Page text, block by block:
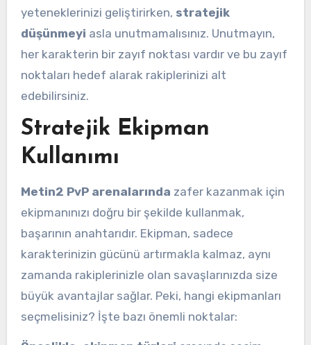
yeteneklerinizi geliştirirken, stratejik
düşünmeyi asla unutmamalısınız. Unutmayın,
her karakterin bir zayıf noktası vardır ve bu zayıf
noktaları hedef alarak rakiplerinizi alt
edebilirsiniz.
Stratejik Ekipman
Kullanımı
Metin2 PvP arenalarında zafer kazanmak için
ekipmanınızı doğru bir şekilde kullanmak,
başarının anahtarıdır. Ekipman, sadece
karakterinizin gücünü artırmakla kalmaz, aynı
zamanda rakiplerinizle olan savaşlarınızda size
büyük avantajlar sağlar. Peki, hangi ekipmanları
seçmelisiniz? İşte bazı önemli noktalar: